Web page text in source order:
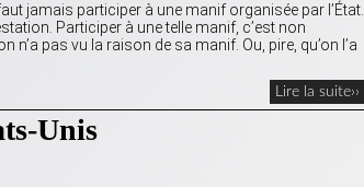
jamais participer à une manif organisée par l’État.
Participer à une telle manif, c’est non
pas vu la raison de sa manif. Ou, pire, qu’on l’a
Lire la suite››
Unis